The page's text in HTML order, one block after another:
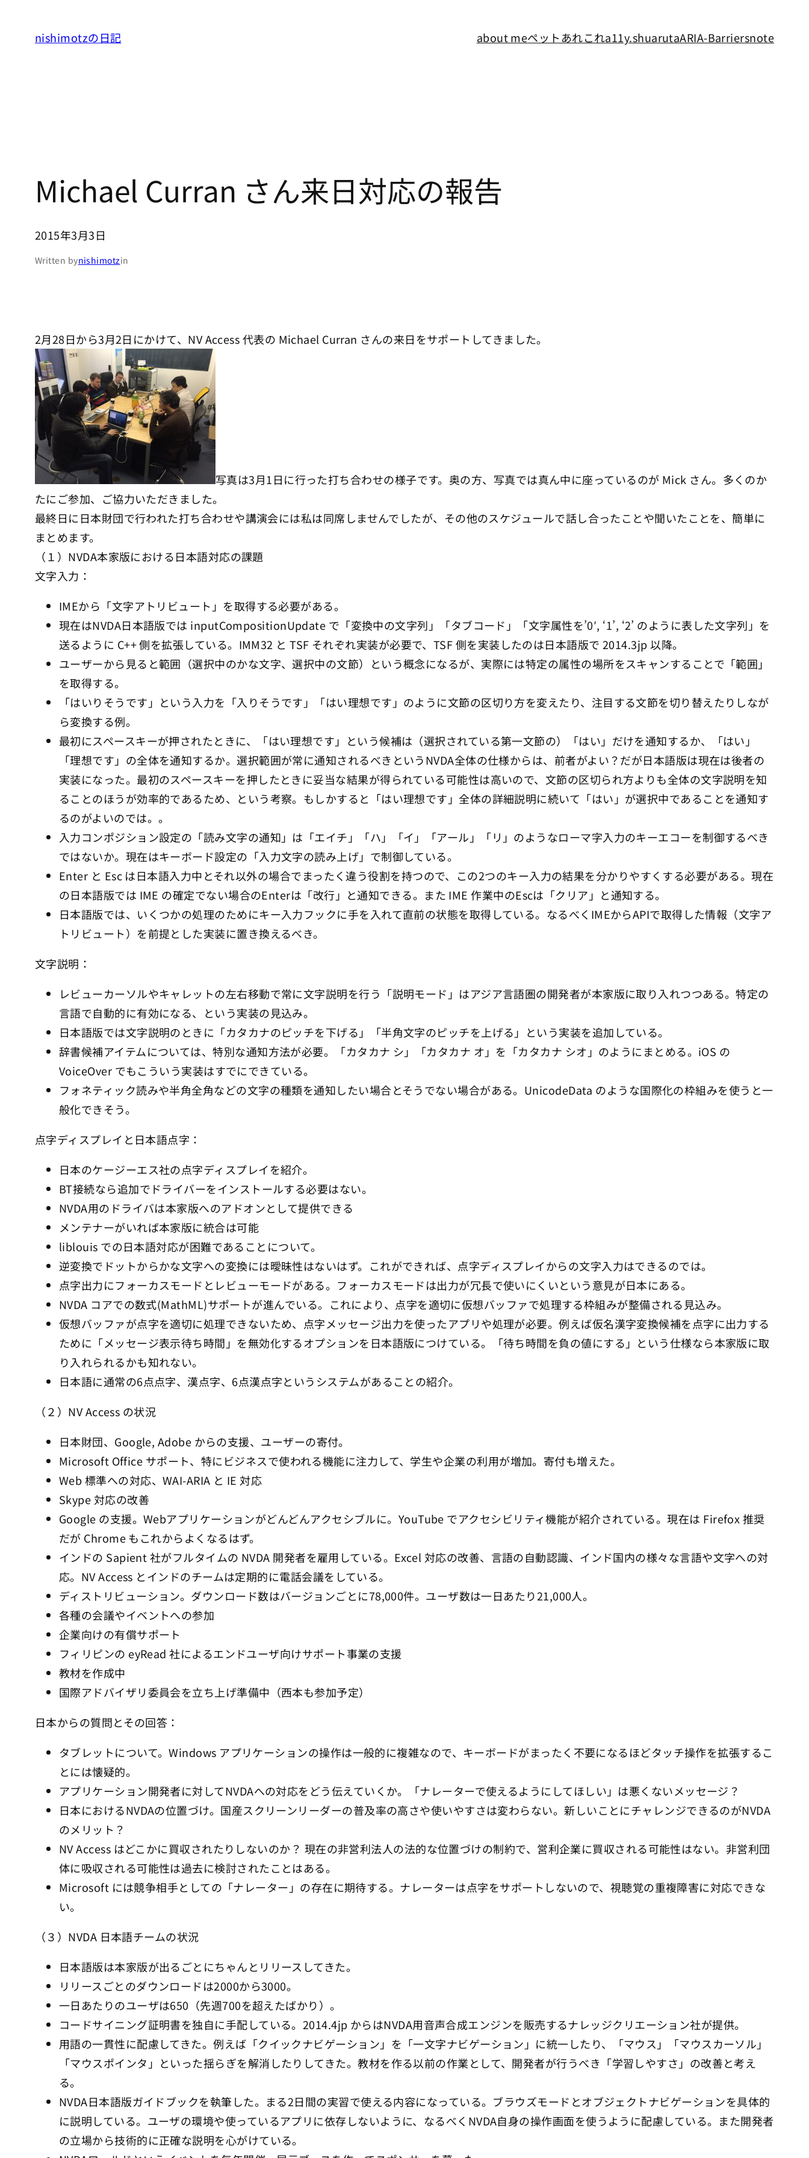
nishimotzの日記 about meペットあれこれa11y.shuarutaARIA-Barriersnote
Michael Curran さん来日対応の報告
2015年3月3日
Written bynishimotzin
2月28日から3月2日にかけて、NV Access 代表の Michael Curran さんの来日をサポートしてきました。
写真は3月1日に行った打ち合わせの様子です。奥の方、写真では真ん中に座っているのが Mick さん。多くのか
たにご参加、ご協力いただきました。
最終日に日本財団で行われた打ち合わせや講演会には私は同席しませんでしたが、その他のスケジュールで話し合ったことや聞いたことを、簡単に
まとめます。
（１）NVDA本家版における日本語対応の課題
文字入力：
IMEから「文字アトリビュート」を取得する必要がある。
現在はNVDA日本語版では inputCompositionUpdate で「変換中の文字列」「タブコード」「文字属性を’0′, ‘1’, ‘2’ のように表した文字列」を
送るように C++ 側を拡張している。IMM32 と TSF それぞれ実装が必要で、TSF 側を実装したのは日本語版で 2014.3jp 以降。
ユーザーから見ると範囲（選択中のかな文字、選択中の文節）という概念になるが、実際には特定の属性の場所をスキャンすることで「範囲」
を取得する。
「はいりそうです」という入力を「入りそうです」「はい理想です」のように文節の区切り方を変えたり、注目する文節を切り替えたりしなが
ら変換する例。
最初にスペースキーが押されたときに、「はい理想です」という候補は（選択されている第一文節の）「はい」だけを通知するか、「はい」
「理想です」の全体を通知するか。選択範囲が常に通知されるべきというNVDA全体の仕様からは、前者がよい？だが日本語版は現在は後者の
実装になった。最初のスペースキーを押したときに妥当な結果が得られている可能性は高いので、文節の区切られ方よりも全体の文字説明を知
ることのほうが効率的であるため、という考察。もしかすると「はい理想です」全体の詳細説明に続いて「はい」が選択中であることを通知す
るのがよいのでは。。
入力コンポジション設定の「読み文字の通知」は「エイチ」「ハ」「イ」「アール」「リ」のようなローマ字入力のキーエコーを制御するべき
ではないか。現在はキーボード設定の「入力文字の読み上げ」で制御している。
Enter と Esc は日本語入力中とそれ以外の場合でまったく違う役割を持つので、この2つのキー入力の結果を分かりやすくする必要がある。現在
の日本語版では IME の確定でない場合のEnterは「改行」と通知できる。また IME 作業中のEscは「クリア」と通知する。
日本語版では、いくつかの処理のためにキー入力フックに手を入れて直前の状態を取得している。なるべくIMEからAPIで取得した情報（文字ア
トリビュート）を前提とした実装に置き換えるべき。
文字説明：
レビューカーソルやキャレットの左右移動で常に文字説明を行う「説明モード」はアジア言語圏の開発者が本家版に取り入れつつある。特定の
言語で自動的に有効になる、という実装の見込み。
日本語版では文字説明のときに「カタカナのピッチを下げる」「半角文字のピッチを上げる」という実装を追加している。
辞書候補アイテムについては、特別な通知方法が必要。「カタカナ シ」「カタカナ オ」を「カタカナ シオ」のようにまとめる。iOS の
VoiceOver でもこういう実装はすでにできている。
フォネティック読みや半角全角などの文字の種類を通知したい場合とそうでない場合がある。UnicodeData のような国際化の枠組みを使うと一
般化できそう。
点字ディスプレイと日本語点字：
日本のケージーエス社の点字ディスプレイを紹介。
BT接続なら追加でドライバーをインストールする必要はない。
NVDA用のドライバは本家版へのアドオンとして提供できる
メンテナーがいれば本家版に統合は可能
liblouis での日本語対応が困難であることについて。
逆変換でドットからかな文字への変換には曖昧性はないはず。これができれば、点字ディスプレイからの文字入力はできるのでは。
点字出力にフォーカスモードとレビューモードがある。フォーカスモードは出力が冗長で使いにくいという意見が日本にある。
NVDA コアでの数式(MathML)サポートが進んでいる。これにより、点字を適切に仮想バッファで処理する枠組みが整備される見込み。
仮想バッファが点字を適切に処理できないため、点字メッセージ出力を使ったアプリや処理が必要。例えば仮名漢字変換候補を点字に出力する
ために「メッセージ表示待ち時間」を無効化するオプションを日本語版につけている。「待ち時間を負の値にする」という仕様なら本家版に取
り入れられるかも知れない。
日本語に通常の6点点字、漢点字、6点漢点字というシステムがあることの紹介。
（２）NV Access の状況
日本財団、Google, Adobe からの支援、ユーザーの寄付。
Microsoft Office サポート、特にビジネスで使われる機能に注力して、学生や企業の利用が増加。寄付も増えた。
Web 標準への対応、WAI-ARIA と IE 対応
Skype 対応の改善
Google の支援。Webアプリケーションがどんどんアクセシブルに。YouTube でアクセシビリティ機能が紹介されている。現在は Firefox 推奨
だが Chrome もこれからよくなるはず。
インドの Sapient 社がフルタイムの NVDA 開発者を雇用している。Excel 対応の改善、言語の自動認識、インド国内の様々な言語や文字への対
応。NV Access とインドのチームは定期的に電話会議をしている。
ディストリビューション。ダウンロード数はバージョンごとに78,000件。ユーザ数は一日あたり21,000人。
各種の会議やイベントへの参加
企業向けの有償サポート
フィリピンの eyRead 社によるエンドユーザ向けサポート事業の支援
教材を作成中
国際アドバイザリ委員会を立ち上げ準備中（西本も参加予定）
日本からの質問とその回答：
タブレットについて。Windows アプリケーションの操作は一般的に複雑なので、キーボードがまったく不要になるほどタッチ操作を拡張するこ
とには懐疑的。
アプリケーション開発者に対してNVDAへの対応をどう伝えていくか。「ナレーターで使えるようにしてほしい」は悪くないメッセージ？
日本におけるNVDAの位置づけ。国産スクリーンリーダーの普及率の高さや使いやすさは変わらない。新しいことにチャレンジできるのがNVDA
のメリット？
NV Access はどこかに買収されたりしないのか？ 現在の非営利法人の法的な位置づけの制約で、営利企業に買収される可能性はない。非営利団
体に吸収される可能性は過去に検討されたことはある。
Microsoft には競争相手としての「ナレーター」の存在に期待する。ナレーターは点字をサポートしないので、視聴覚の重複障害に対応できな
い。
（３）NVDA 日本語チームの状況
日本語版は本家版が出るごとにちゃんとリリースしてきた。
リリースごとのダウンロードは2000から3000。
一日あたりのユーザは650（先週700を超えたばかり）。
コードサイニング証明書を独自に手配している。2014.4jp からはNVDA用音声合成エンジンを販売するナレッジクリエーション社が提供。
用語の一貫性に配慮してきた。例えば「クイックナビゲーション」を「一文字ナビゲーション」に統一したり、「マウス」「マウスカーソル」
「マウスポインタ」といった揺らぎを解消したりしてきた。教材を作る以前の作業として、開発者が行うべき「学習しやすさ」の改善と考え
る。
NVDA日本語版ガイドブックを執筆した。まる2日間の実習で使える内容になっている。ブラウズモードとオブジェクトナビゲーションを具体的
に説明している。ユーザの環境や使っているアプリに依存しないように、なるべくNVDA自身の操作画面を使うように配慮している。また開発者
の立場から技術的に正確な説明を心がけている。